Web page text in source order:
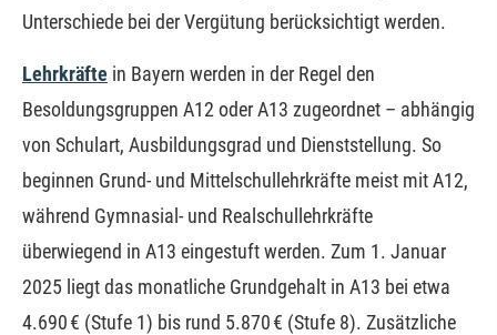
Unterschiede bei der Vergütung berücksichtigt werden.
Lehrkräfte in Bayern werden in der Regel den
Besoldungsgruppen A12 oder A13 zugeordnet – abhängig
von Schulart, Ausbildungsgrad und Dienststellung. So
beginnen Grund- und Mittelschullehrkräfte meist mit A12,
während Gymnasial- und Realschullehrkräfte
überwiegend in A13 eingestuft werden. Zum 1. Januar
2025 liegt das monatliche Grundgehalt in A13 bei etwa
4.690 € (Stufe 1) bis rund 5.870 € (Stufe 8). Zusätzliche